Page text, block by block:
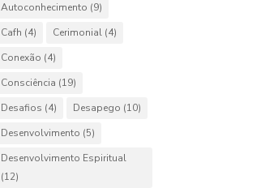
Autoconhecimento (9)
Cafh (4) Cerimonial (4)
Conexão (4)
Consciência (19)
Desafios (4) Desapego (10)
Desenvolvimento (5)
Desenvolvimento Espiritual
(12)